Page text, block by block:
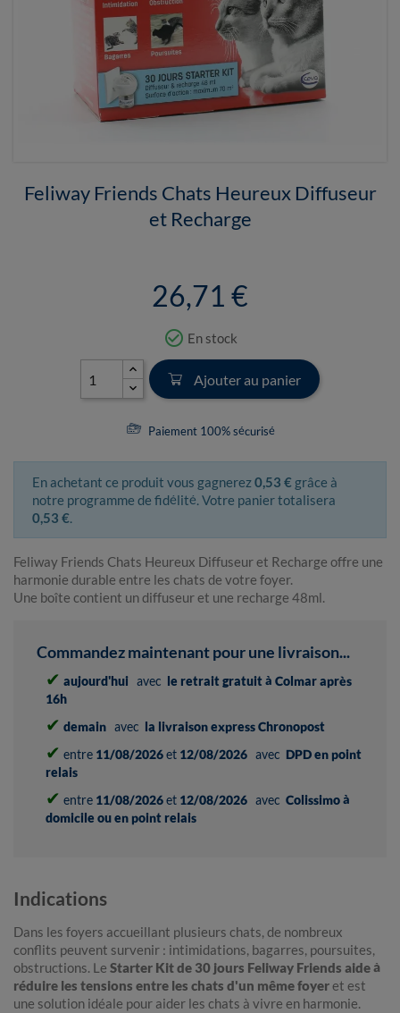
Feliway Friends Chats Heureux Diffuseur
et Recharge
26,71 €
check_circle_outline En stock
Ajouter au panier
Paiement 100% sécurisé
En achetant ce produit vous gagnerez0,53 € grâce à
notre programme de fidélité. Votre panier totalisera
0,53 €.
Feliway Friends Chats Heureux Diffuseur et Recharge offre une
harmonie durable entre les chats de votre foyer.
Une boîte contient un diffuseur et une recharge 48ml.
Commandez maintenant pour une livraison...
✔ aujourd'hui avec le retrait gratuit à Colmar après
16h
✔ demain avec la livraison express Chronopost
✔ entre 11/08/2026et 12/08/2026 avec DPD en point
relais
✔ entre 11/08/2026et 12/08/2026 avec Colissimo à
domicile ou en point relais
Indications
Dans les foyers accueillant plusieurs chats, de nombreux
conflits peuvent survenir : intimidations, bagarres, poursuites,
obstructions. Le Starter Kit de 30 jours Feliway Friends aide à
réduire les tensions entre les chats d'un même foyeret est
une solution idéale pour aider les chats à vivre en harmonie.